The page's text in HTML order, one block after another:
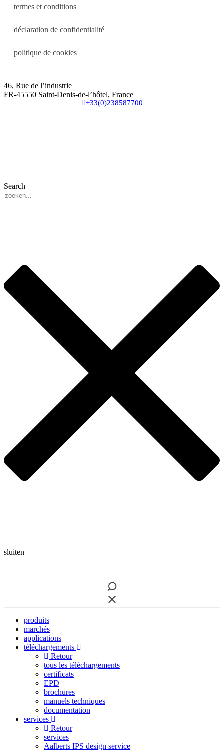
termes et conditions
déclaration de confidentialité
politique de cookies
46, Rue de l’industrie
FR-45550 Saint-Denis-de-l’hôtel, France
+33(0)238587700
3 downloads geselecteerd
Search
sluiten
produits
marchés
applications
téléchargements
Retour
tous les téléchargements
certificats
EPD
brochures
manuels techniques
documentation
services
Retour
services
Aalberts IPS design service